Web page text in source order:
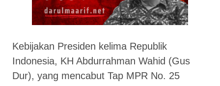
Kebijakan Presiden kelima Republik
Indonesia, KH Abdurrahman Wahid (Gus
Dur), yang mencabut Tap MPR No. 25